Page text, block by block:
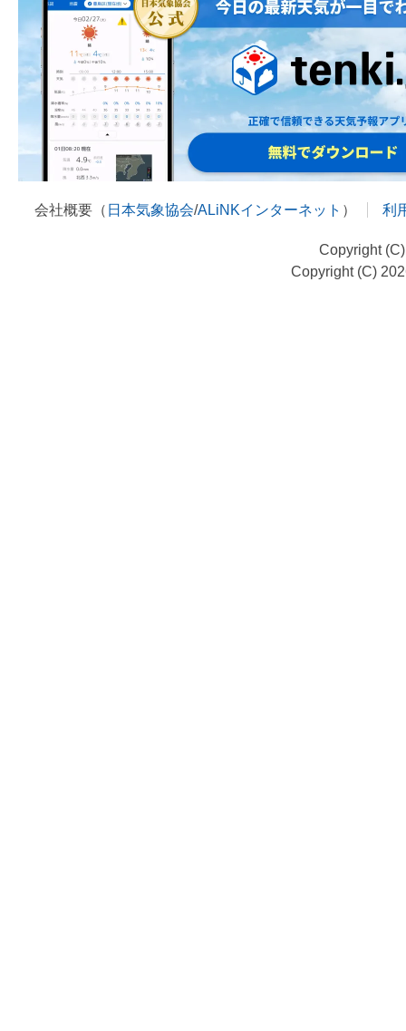
会社概要（ 日本気象協会/ALiNKインターネット ） 利
Copyright
Copyright (C)